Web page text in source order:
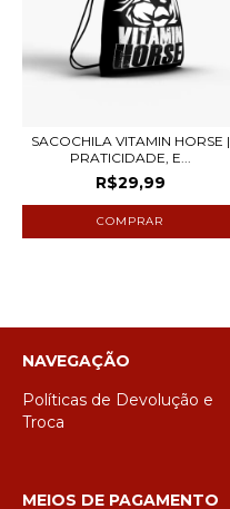
SACOCHILA VITAMIN HORSE |
PRATICIDADE, E...
R$29,99
NAVEGAÇÃO
Políticas de Devolução e
Troca
MEIOS DE PAGAMENTO